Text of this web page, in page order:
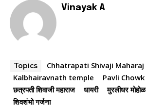
6,300
Fans
32,111
Vinayak A
Topics Chhatrapati Shivaji Maharaj
Kalbhairavnath temple
​​​​Pavli Chowk
छत्रपती शिवाजी महाराज
धायरी मुरलीधर मोहोळ
शिवशंभो गर्जना